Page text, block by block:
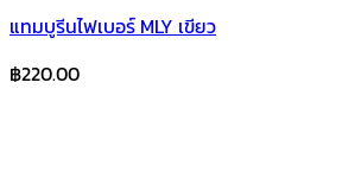
แทมบูรีนไฟเบอร์ MLY เขียว
฿220.00